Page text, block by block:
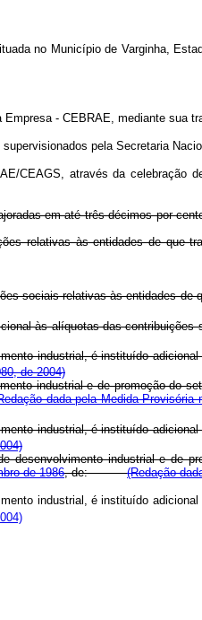
no Município de Varginha,
- CEBRAE, mediante sua
pela Secretaria
CEAGS, através da celebração
em até três décimos por
relativas às entidades de que
sociais relativas às entidades de
às alíquotas das
industrial, é instituído
de 2004)
industrial e de promoção do
dada pela Medida Provisória
industrial, é instituído
industrial e de
de 1986, de:(Redação
industrial, é instituído